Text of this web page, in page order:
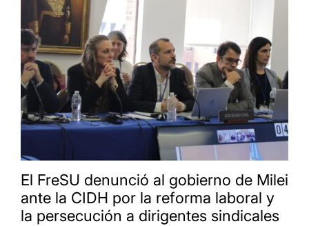
El FreSU denunció al gobierno de Milei
ante la CIDH por la reforma laboral y
la persecución a dirigentes sindicales